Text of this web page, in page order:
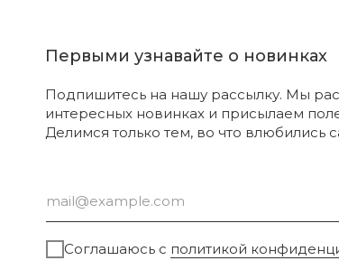
Первыми узнавайте о новинках
Подпишитесь на нашу рассылку. Мы
интересных новинках и присылаем
Делимся только тем, во что влюбились
Соглашаюсь с политикой